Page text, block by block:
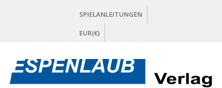
SPIELANLEITUNGEN
EUR(€)